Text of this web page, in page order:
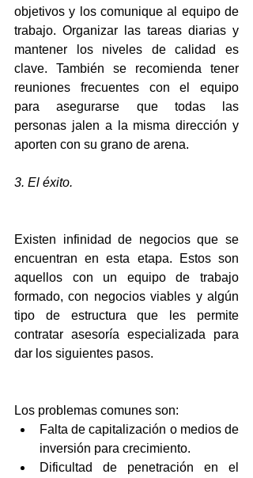
objetivos y los comunique al equipo de
trabajo. Organizar las tareas diarias y
mantener los niveles de calidad es
clave. También se recomienda tener
reuniones frecuentes con el equipo
para asegurarse que todas las
personas jalen a la misma dirección y
aporten con su grano de arena.
3. El éxito.
Existen infinidad de negocios que se
encuentran en esta etapa. Estos son
aquellos con un equipo de trabajo
formado, con negocios viables y algún
tipo de estructura que les permite
contratar asesoría especializada para
dar los siguientes pasos.
Los problemas comunes son:
Falta de capitalización o medios de
inversión para crecimiento.
Dificultad de penetración en el